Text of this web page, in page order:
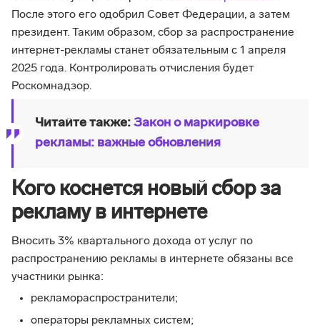
После этого его одобрил Совет Федерации, а затем
президент. Таким образом, сбор за распространение
интернет-рекламы станет обязательным с 1 апреля
2025 года. Контролировать отчисления будет
Роскомнадзор.
Читайте также: Закон о маркировке
рекламы: важные обновления
Кого коснется новый сбор за
рекламу в интернете
Вносить 3% квартального дохода от услуг по
распространению рекламы в интернете обязаны все
участники рынка:
рекламораспространители;
операторы рекламных систем;